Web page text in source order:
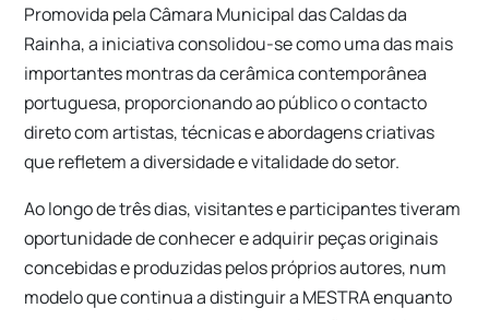
Promovida pela Câmara Municipal das Caldas da
Rainha, a iniciativa consolidou-se como uma das mais
importantes montras da cerâmica contemporânea
portuguesa, proporcionando ao público o contacto
direto com artistas, técnicas e abordagens criativas
que refletem a diversidade e vitalidade do setor.
Ao longo de três dias, visitantes e participantes tiveram
oportunidade de conhecer e adquirir peças originais
concebidas e produzidas pelos próprios autores, num
modelo que continua a distinguir a MESTRA enquanto